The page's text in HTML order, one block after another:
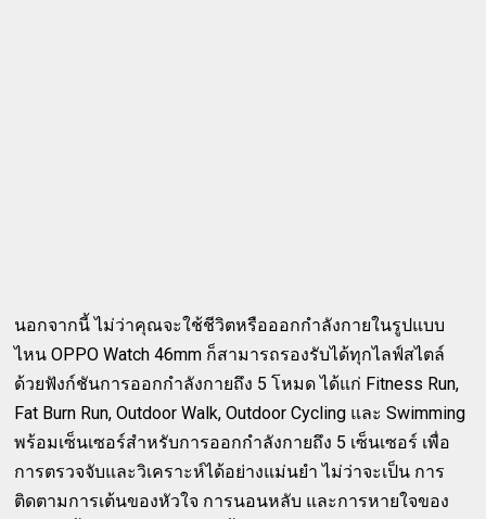
นอกจากนี้ ไม่ว่าคุณจะใช้ชีวิตหรือออกกำลังกายในรูปแบบ
ไหน OPPO Watch 46mm ก็สามารถรองรับได้ทุกไลฟ์สไตล์
ด้วยฟังก์ชันการออกกำลังกายถึง 5 โหมด ได้แก่ Fitness Run,
Fat Burn Run, Outdoor Walk, Outdoor Cycling และ Swimming
พร้อมเซ็นเซอร์สำหรับการออกกำลังกายถึง 5 เซ็นเซอร์ เพื่อ
การตรวจจับและวิเคราะห์ได้อย่างแม่นยำ ไม่ว่าจะเป็น การ
ติดตามการเต้นของหัวใจ การนอนหลับ และการหายใจของ